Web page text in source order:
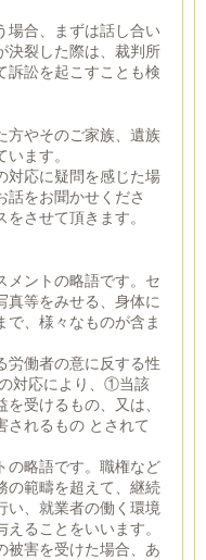
場合、まずは話し合い
決裂した際は、裁判所
訴訟を起こすことも検
方やそのご家族、遺族
ます。
対応に疑問を感じた場
話をお聞かせくださ
させて頂きます。
メントの略語です。セ
真等をみせる、身体に
で、様々なものが含ま
労働者の意に反する性
対応により、①当該
受けるもの、又は、
れるもの とされて
の略語です。職権など
の範疇を超えて、継続
い、就業者の働く環境
ることをいいます。
被害を受けた場合、あ